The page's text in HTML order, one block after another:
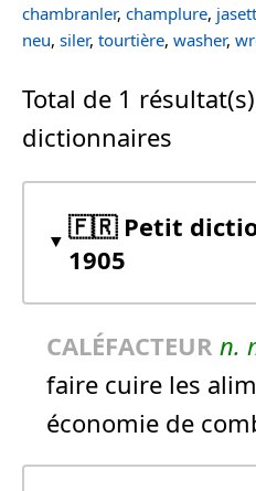
chambranler, champlure,
neu, siler, tourtière, washer,
Total de 1
dictionnaires
🇫🇷 Petit
1905
CALÉFACTEUR n.
faire cuire les
économie de